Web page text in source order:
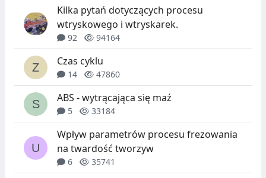
Kilka pytań dotyczących procesu
wtryskowego i wtryskarek.
92 94164
Czas cyklu
14 47860
ABS - wytrącająca się maź
5 33184
Wpływ parametrów procesu frezowania
na twardość tworzyw
6 35741